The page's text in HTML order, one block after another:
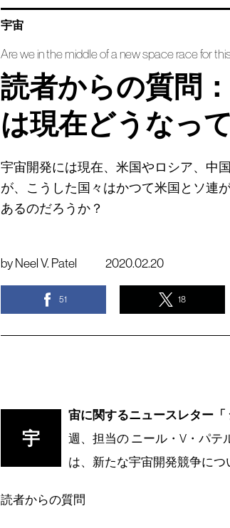
宇宙
Are we in the middle of a new space race for
読者からの質問
は現在どうなっ
宇宙開発には現在、米国やロシア、中
が、こうした国々はかつて米国とソ連
あるのだろうか？
by Neel V. Patel 2020.02.20
51 18
宇
宙に関するニュースレター
週、担当の ニール・V・パテ
は、新たな宇宙開発競争につ
読者からの質問